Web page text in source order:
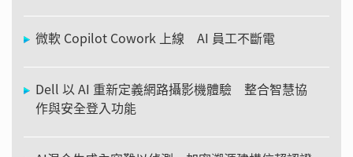
微軟 Copilot Cowork 上線 AI 員工不斷電
Dell 以 AI 重新定義網路攝影機體驗 整合智慧協
作與安全登入功能